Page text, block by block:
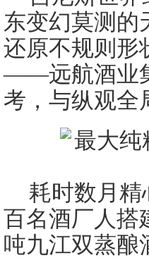
东变幻莫测的
还原不规则形
——远航酒业
考，与纵观全
耗时数月精
百名酒厂人搭
吨九江双蒸酿